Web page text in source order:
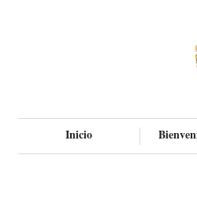
Inicio